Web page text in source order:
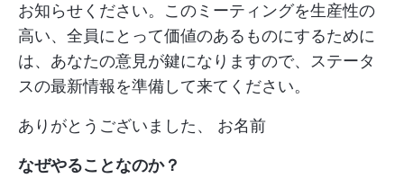
お知らせください。このミーティングを生産性の
高い、全員にとって価値のあるものにするために
は、あなたの意見が鍵になりますので、ステータ
スの最新情報を準備して来てください。
ありがとうございました、 お名前
なぜやることなのか？